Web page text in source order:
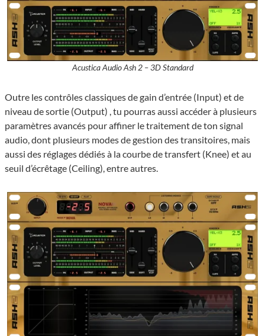
Acustica Audio Ash 2 – 3D Standard
Outre les contrôles classiques de gain d’entrée (Input) et de
niveau de sortie (Output) , tu pourras aussi accéder à plusieurs
paramètres avancés pour affiner le traitement de ton signal
audio, dont plusieurs modes de gestion des transitoires, mais
aussi des réglages dédiés à la courbe de transfert (Knee) et au
seuil d’écrêtage (Ceiling), entre autres.